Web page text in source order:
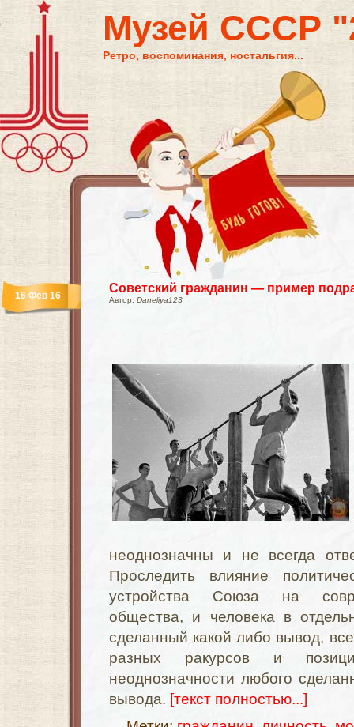
Музей СССР
Ретро, воспоминания, ностальгия...
Советский гражданин — пример
Автор: Daneliya123
16 Фев 16
неоднозначны и не всегда
Проследить влияние
устройства Союза на
общества, и человека в
сделанный какой либо вывод,
разных ракурсов и
неоднозначности любого
вывода. [текст полностью...]